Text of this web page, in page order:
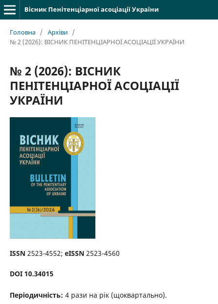
Вісник Пенітенціарної асоціації України
Головна / Архіви /
№ 2 (2026): ВІСНИК ПЕНІТЕНЦІАРНОЇ АСОЦІАЦІЇ УКРАЇНИ
№ 2 (2026): ВІСНИК
ПЕНІТЕНЦІАРНОЇ АСОЦІАЦІЇ
УКРАЇНИ
ISSN2523-4552; eISSN 2523-4560
DOI 10.34015
Періодичність: 4 рази на рік (щоквартально).